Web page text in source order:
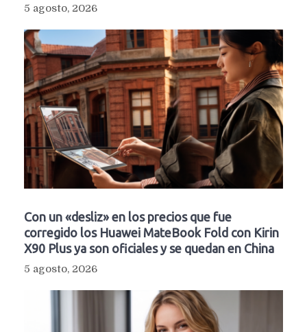
5 agosto, 2026
Con un «desliz» en los precios que fue
corregido los Huawei MateBook Fold con Kirin
X90 Plus ya son oficiales y se quedan en China
5 agosto, 2026